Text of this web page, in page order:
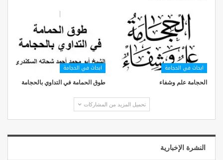
ابحاث في الحجامة
الحجامة علم وشفاء
ابحاث في الحجامة
طوق الحمامة في التداوي بالحجامة
تحميل المزيد من المشاركات
النشرة الإخبارية